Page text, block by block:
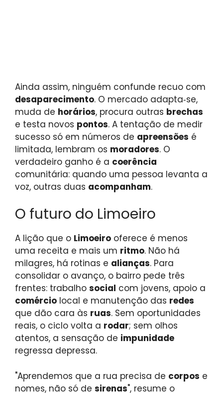
Ainda assim, ninguém confunde recuo com
desaparecimento. O mercado adapta‑se,
muda de horários, procura outras brechas
e testa novos pontos. A tentação de medir
sucesso só em números de apreensões é
limitada, lembram os moradores. O
verdadeiro ganho é a coerência
comunitária: quando uma pessoa levanta a
voz, outras duas acompanham.
O futuro do Limoeiro
A lição que o Limoeiro oferece é menos
uma receita e mais um ritmo. Não há
milagres, há rotinas e alianças. Para
consolidar o avanço, o bairro pede três
frentes: trabalho social com jovens, apoio a
comércio local e manutenção das redes
que dão cara às ruas. Sem oportunidades
reais, o ciclo volta a rodar; sem olhos
atentos, a sensação de impunidade
regressa depressa.
"Aprendemos que a rua precisa de corpos e
nomes, não só de sirenas", resume o